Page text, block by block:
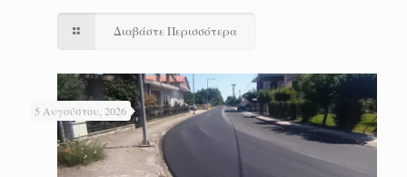
Διαβάστε Περισσότερα
5 Αυγούστου, 2026